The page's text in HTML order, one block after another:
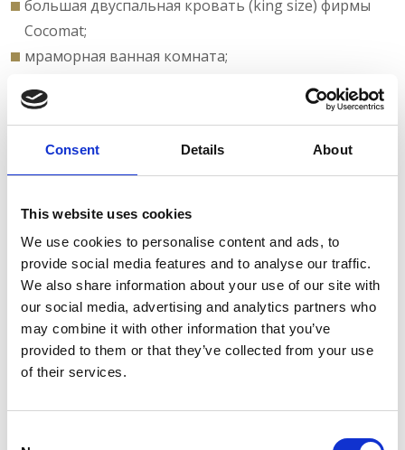
Consent Details About
This website uses cookies
We use cookies to personalise content and ads, to
provide social media features and to analyse our traffic.
We also share information about your use of our site with
our social media, advertising and analytics partners who
may combine it with other information that you’ve
provided to them or that they’ve collected from your use
of their services.
большая двуспальная кровать (king size) фирмы
Cocomat;
мраморная ванная комната;
предметы первой необходимости;
халаты;
тапочки;
ванная комната с ванной или душем;
кондиционер;
потолочный вентилятор;
все для приготовления кофе;
пляжные полотенца;
пляжный павильон;
телевизор с ЖК-дисплеем 32’’ и спутниковое ТВ;
шкаф-купе;
телефон с прямым набором номера;